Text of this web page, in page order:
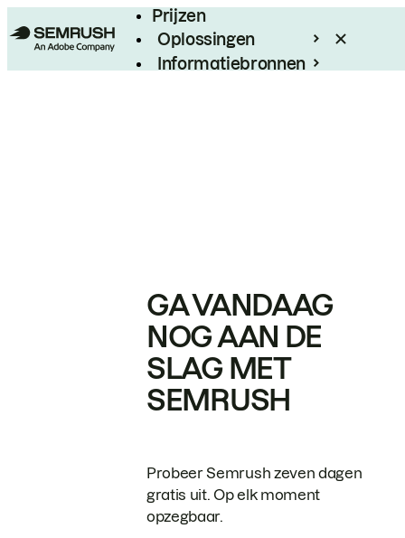
Prijzen
Oplossingen
Informatiebronnen
GA VANDAAG
NOG AAN DE
SLAG MET
SEMRUSH
Probeer Semrush zeven dagen
gratis uit. Op elk moment
opzegbaar.